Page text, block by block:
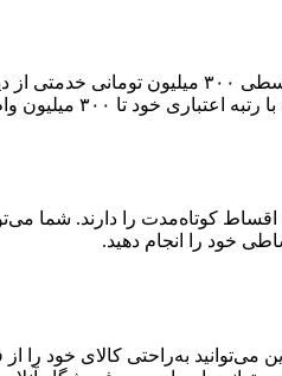
سقف دریافت وام کالا در دیجی‌شهر بالاترین
خرید اعتباری خود را انجام دهید.
در پرداخت اقساط کوتاه‌مدت را
به‌راحتی کالای خود